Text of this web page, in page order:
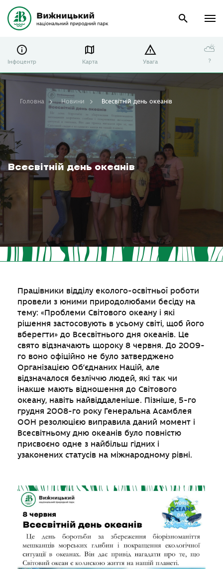
Інфоцентр Карта Увага
⛅
?
Всесвітній день океанів
Головна Новини Всесвітній день океанів
Працівники відділу еколого-освітньої роботи
провели з юними природолюбами бесіду на
тему: «Проблеми Світового океану і які
рішення застосовують в усьому світі, щоб його
вберегти» до Всесвітнього дня океанів. Це
свято відзначають щороку 8 червня. До 2009-
го воно офіційно не було затверджено
Організацією Об’єднаних Націй, але
відзначалося безліччю людей, які так чи
інакше мають відношення до Світового
океану, навіть найвіддаленіше. Пізніше, 5-го
грудня 2008-го року Генеральна Асамблея
ООН резолюцією виправила даний момент і
Всесвітньому дню океанів було повністю
присвоєно одне з найбільш гідних і
узаконених статусів на міжнародному рівні.